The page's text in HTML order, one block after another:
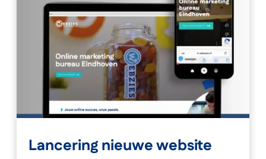
Lancering nieuwe website